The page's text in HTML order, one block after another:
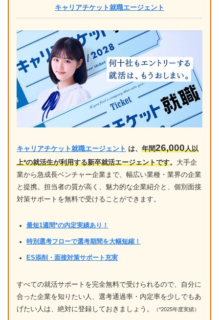
キャリアチケット就職エージェント
キャリアチケット就職エージェント は、 年間26,000人以
上*の就活生が利用する新卒就活エージェントです。 大手企
業から急成長ベンチャー企業まで、幅広い業種・業界の企業
と提携。担当者の質が高く、魅力的な企業紹介と、個別面接
対策サポートを無料で受けることができます。
最短1週間*の内定実績あり！
特別選考フローで選考期間を大幅短縮！
ES添削・面接対策サポート充実
すべての就活サポートを完全無料で受けられるので、自分に
合った企業を知りたい人、選考通過率・内定率を少しでもあ
げたい人は、絶対に登録しておきましょう。
（*2025年度実績）